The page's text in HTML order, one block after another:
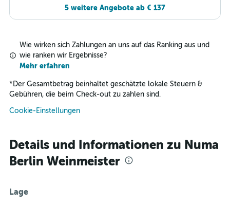
5 weitere Angebote ab € 137
Wie wirken sich Zahlungen an uns auf das Ranking aus und
wie ranken wir Ergebnisse?
Mehr erfahren
* Der Gesamtbetrag beinhaltet geschätzte lokale Steuern &
Gebühren, die beim Check-out zu zahlen sind.
Cookie-Einstellungen
Details und Informationen zu Numa
Berlin Weinmeister
Lage